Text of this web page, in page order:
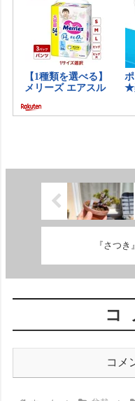
『さつき
コ
コメ